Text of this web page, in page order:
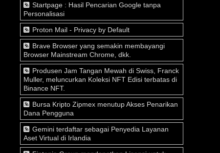
Startpage : Hasil Pencarian Google tanpa
Personalisasi
Proton Mail - Privacy by Default
Brave Browser yang semakin membayangi
Browser Mainstream Chrome, dkk.
Produsen Jam Tangan Mewah di Swiss, Franck
Muller, meluncurkan Koleksi NFT Edisi terbatas di
Binance NFT.
Bursa Kripto Zipmex menutup Akses Penarikan
Dana Pengguna
Gemini terdaftar sebagai Penyedia Layanan
Aset Virtual di Irlandia